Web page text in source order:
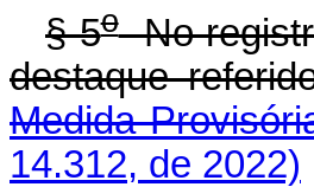
§ 5oNo
destaque
Medida
14.312, de 2022)